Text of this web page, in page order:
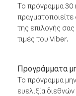
Το πρόγραμμα 30
της επιλογής σας
τιμές του Viber.
Προγράμματα
Το πρόγραμμα
ευελιξία